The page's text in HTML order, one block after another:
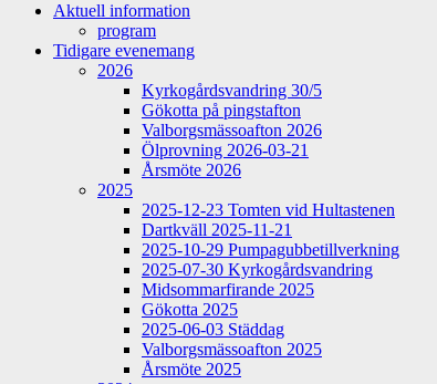
Aktuell information
program
Tidigare evenemang
2026
Kyrkogårdsvandring 30/5
Gökotta på pingstafton
Valborgsmässoafton 2026
Ölprovning 2026-03-21
Årsmöte 2026
2025
2025-12-23 Tomten vid Hultastenen
Dartkväll 2025-11-21
2025-10-29 Pumpagubbetillverkning
2025-07-30 Kyrkogårdsvandring
Midsommarfirande 2025
Gökotta 2025
2025-06-03 Städdag
Valborgsmässoafton 2025
Årsmöte 2025